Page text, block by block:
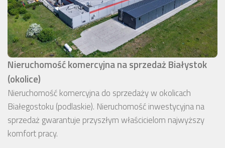
Nieruchomość komercyjna na sprzedaż Białystok
(okolice)
Nieruchomość komercyjna do sprzedaży w okolicach
Białegostoku (podlaskie). Nieruchomość inwestycyjna na
sprzedaż gwarantuje przyszłym właścicielom najwyższy
komfort pracy.